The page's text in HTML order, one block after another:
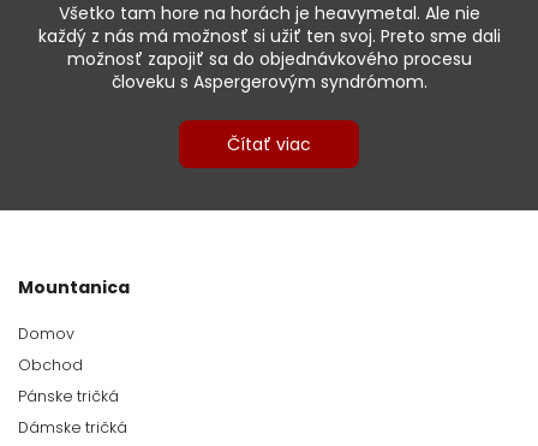
Všetko tam hore na horách je heavymetal. Ale nie
každý z nás má možnosť si užiť ten svoj. Preto sme dali
možnosť zapojiť sa do objednávkového procesu
človeku s Aspergerovým syndrómom.
Čítať viac
Mountanica
Domov
Obchod
Pánske tričká
Dámske tričká